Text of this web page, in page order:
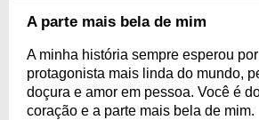
A parte mais bela de mim
A minha história sempre esperou
protagonista mais linda do mundo,
doçura e amor em pessoa. Você é
coração e a parte mais bela de mim.